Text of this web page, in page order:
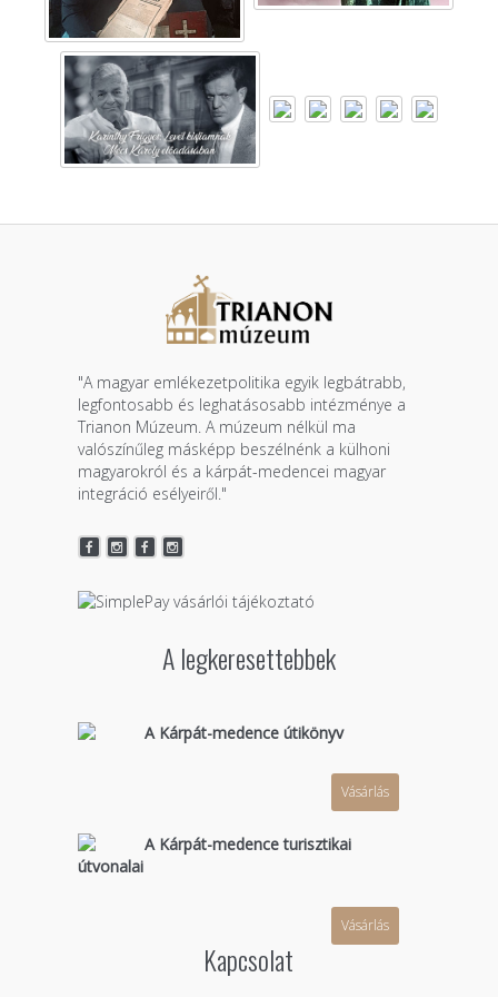
"A magyar emlékezetpolitika egyik legbátrabb,
legfontosabb és leghatásosabb intézménye a
Trianon Múzeum. A múzeum nélkül ma
valószínűleg másképp beszélnénk a külhoni
magyarokról és a kárpát-medencei magyar
integráció esélyeiről."
A legkeresettebbek
A Kárpát-medence útikönyv
Vásárlás
A Kárpát-medence turisztikai
útvonalai
Vásárlás
Kapcsolat